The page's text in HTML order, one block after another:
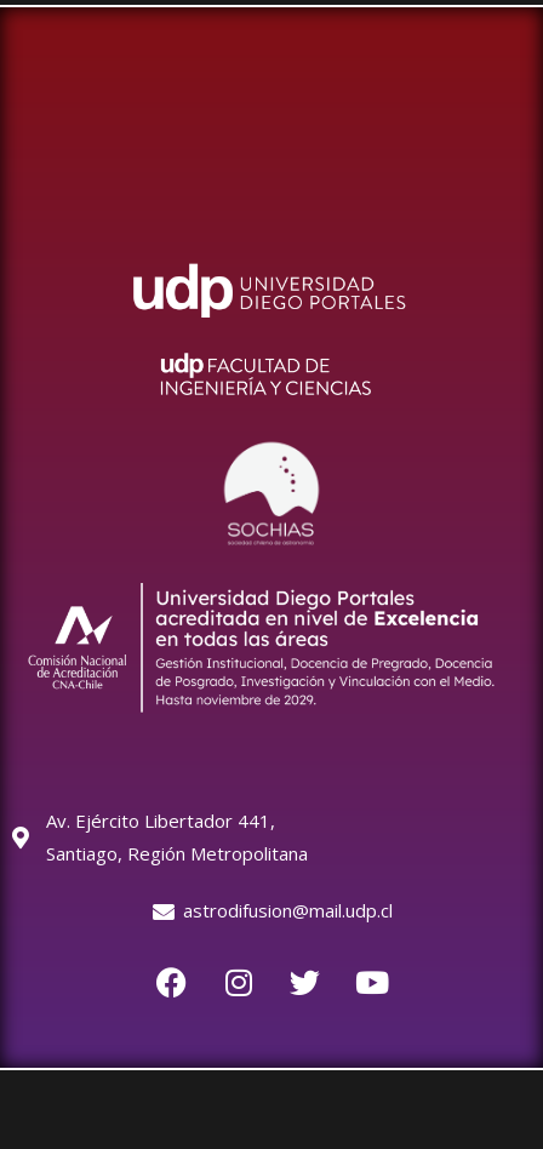
Av. Ejército Libertador 441,
Santiago, Región Metropolitana
astrodifusion@mail.udp.cl